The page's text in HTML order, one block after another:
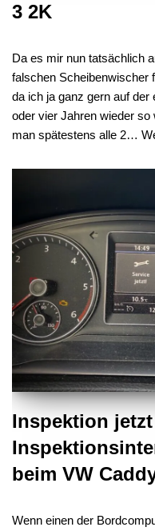
3 2K
Da es mir nun tatsächlich
falschen Scheibenwischer
da ich ja ganz gern auf der
oder vier Jahren wieder
man spätestens alle 2…
Inspektion
beim VW
Wenn einen der